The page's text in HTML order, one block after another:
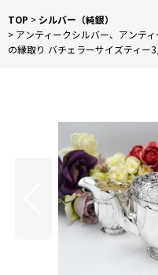
TOP > シルバー（純銀）
> アンティークシルバー、アンテ
の縁取り バチェラーサイズティー